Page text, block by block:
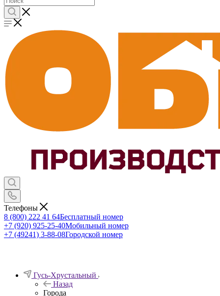
Телефоны
8 (800) 222 41 64Бесплатный номер
+7 (920) 925-25-40Мобильный номер
+7 (49241) 3-88-08Городской номер
Гусь-Хрустальный
Назад
Города